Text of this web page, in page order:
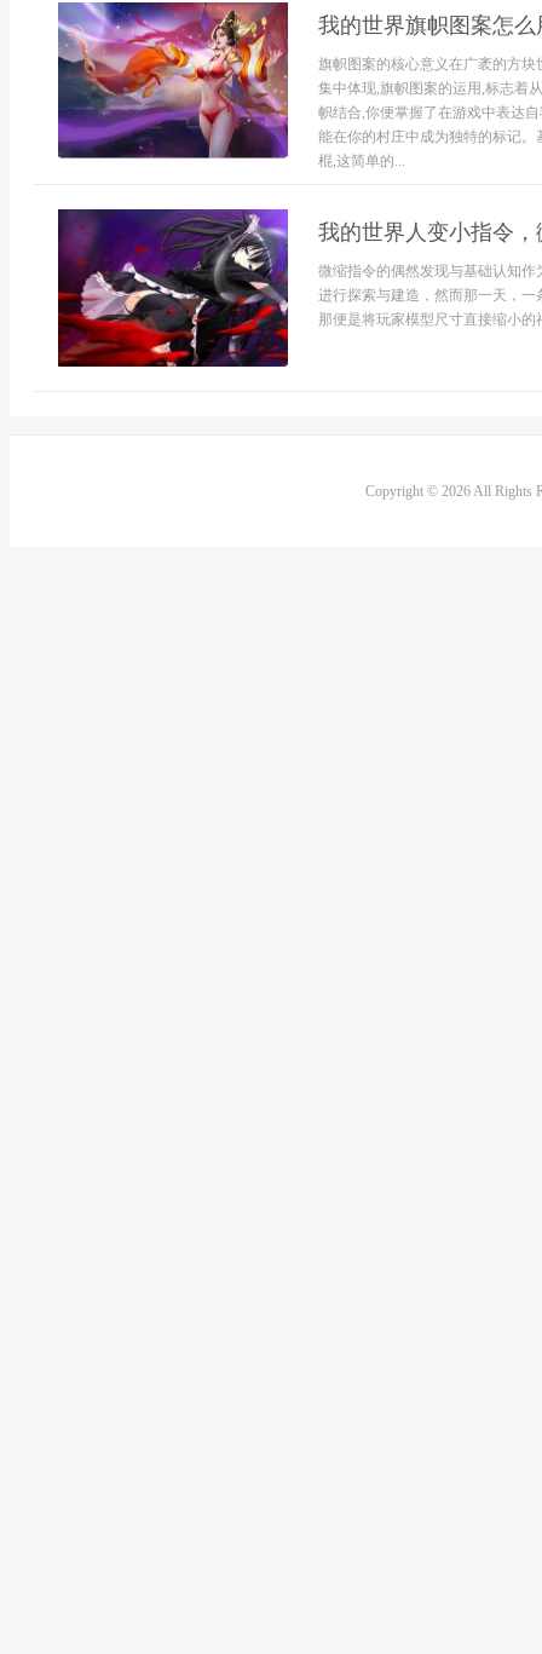
我的世界旗帜图案怎
旗帜图案的核心意义在广袤的方
集中体现,旗帜图案的运用,标志着
帜结合,你便掌握了在游戏中表达
能在你的村庄中成为独特的标记
棍,这简单的...
我的世界人变小指令
微缩指令的偶然发现与基础认知
进行探索与建造，然而那一天，
那便是将玩家模型尺寸直接缩小的
Copyright © 2026 All Rights